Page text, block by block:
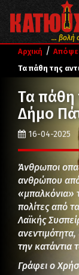
... βολή
Αρχική /
Τα πάθη της
Τα πάθη
Δήμο
16-04-2025
Άνθρωποι
ανθρώπου
«μπαλκόνια»
πολίτες από
Λαϊκής
την κατάντια
Γράφει ο